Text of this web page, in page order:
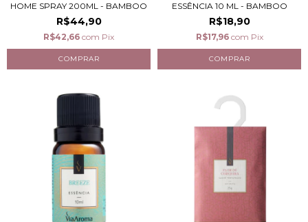
HOME SPRAY 200ML - BAMBOO
R$44,90
R$42,66 com Pix
ESSÊNCIA 10 ML - BAMBOO
R$18,90
R$17,96 com Pix